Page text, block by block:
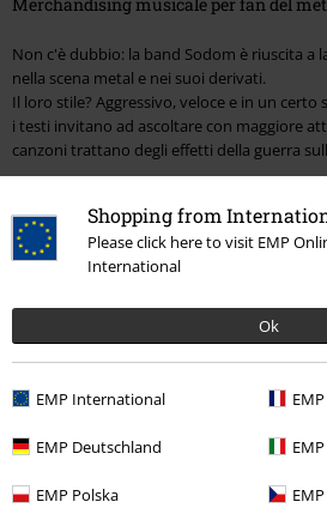
Shopping from
Please click here to visit EMP
International
Ok
EMP International
EMP Deutschland
EMP Polska
Merchandising musicale per fan del
Non c'è dubbio: la band Sodom è riuscita a
nella scena metal e nei suoi derivati.
Il loro stile? Aggressivo, veloce e in un
i testi invitano ad ascoltare con maggiore
canzoni trattano degli effetti della guerra
livello
I Sodom dimostrano che il Thrash Metal
messaggio. Ed è proprio questo che rende
con questa band speciale.
Decidi tu, ma in entrambi i casi potrai
Chi sono i Sodom?
I Sodom sono una delle band che sono